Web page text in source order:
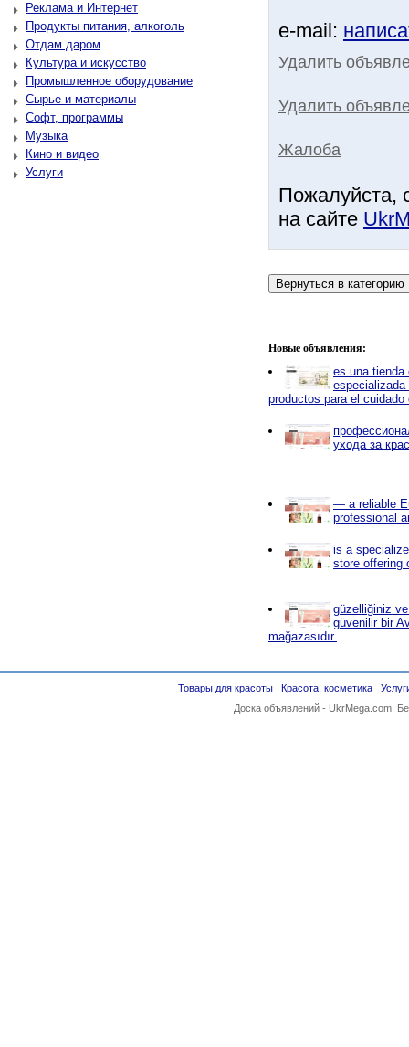
Реклама и Интернет
Продукты питания, алкоголь
Отдам даром
Культура и искусство
Промышленное оборудование
Сырье и материалы
Софт, программы
Музыка
Кино и видео
Услуги
e-mail:
Удалить
Удалить
Жалоба
Пожалуйста,
на сайте
Новые объявления:
es una tienda
productos para el
ухода за
— a reliable
professional
is a
store offering
güzelliğiniz
güvenilir bir
mağazasıdır.
Товары для красоты Красота, косметика
Доска объявлений - UkrMega.com.